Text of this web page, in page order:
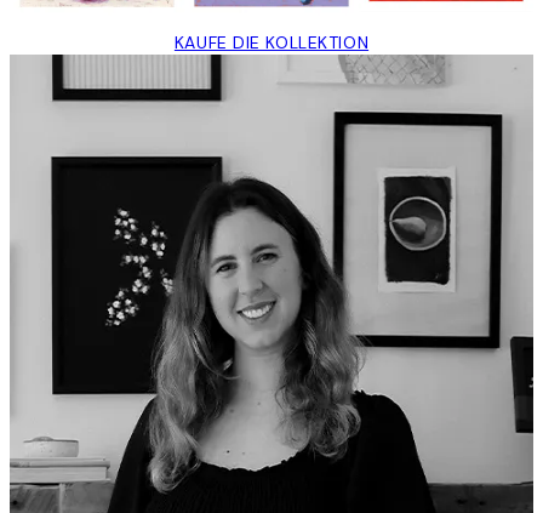
KAUFE DIE KOLLEKTION